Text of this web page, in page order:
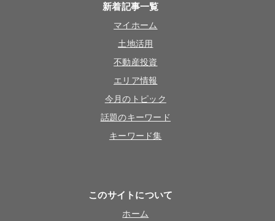
新着記事一覧
マイホーム
土地活用
不動産投資
エリア情報
今月のトピック
話題のキーワード
キーワード集
このサイトについて
ホーム